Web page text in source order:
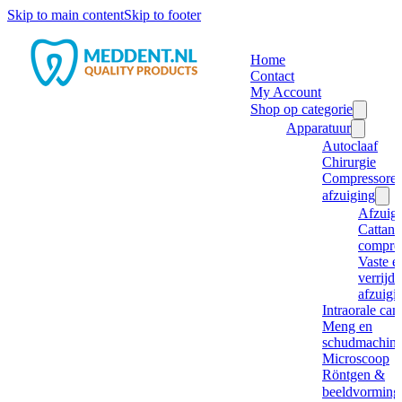
Skip to main contentSkip to footer
Home
Contact
My Account
Shop op categorie
Apparatuur
Autoclaaf
Chirurgie
afzuiging
Cattani
Vaste
Intraorale
Meng en
Microscoop
Röntgen &
beeldvorming